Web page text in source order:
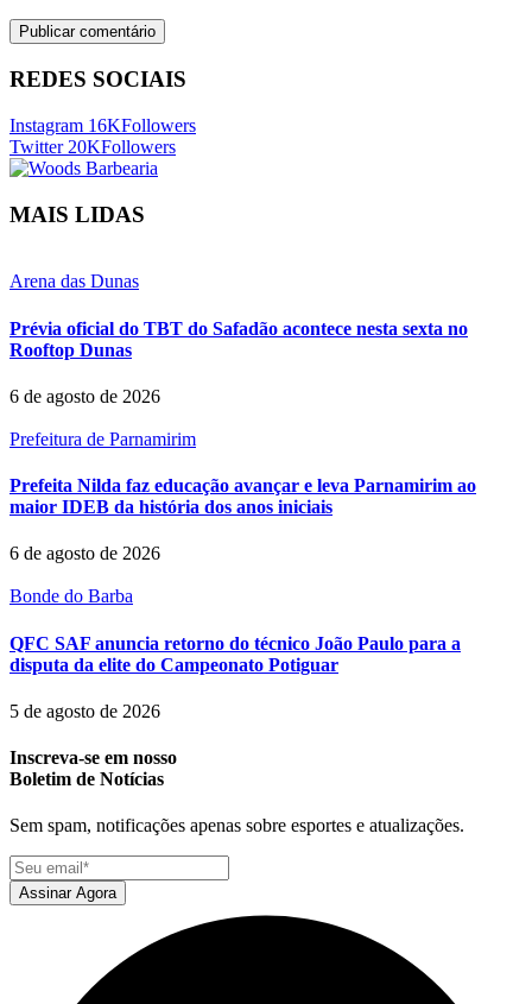
REDES SOCIAIS
Instagram 16KFollowers
Twitter 20KFollowers
MAIS LIDAS
Arena das Dunas
Prévia oficial do TBT do Safadão acontece nesta sexta no
Rooftop Dunas
6 de agosto de 2026
Prefeitura de Parnamirim
Prefeita Nilda faz educação avançar e leva Parnamirim ao
maior IDEB da história dos anos iniciais
6 de agosto de 2026
Bonde do Barba
QFC SAF anuncia retorno do técnico João Paulo para a
disputa da elite do Campeonato Potiguar
5 de agosto de 2026
Inscreva-se em nosso
Boletim de Notícias
Sem spam, notificações apenas sobre esportes e atualizações.
Assinar Agora